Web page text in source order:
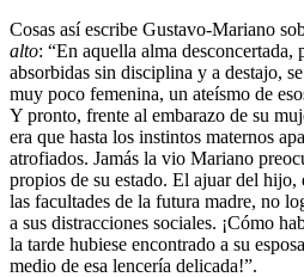
Cosas así escribe Gustavo-Mariano
alto: “En aquella alma desconcertada,
absorbidas sin disciplina y a destajo,
muy poco femenina, un ateísmo de
Y pronto, frente al embarazo de su
era que hasta los instintos maternos
atrofiados. Jamás la vio Mariano
propios de su estado. El ajuar del hijo,
las facultades de la futura madre, no
a sus distracciones sociales. ¡Cómo
la tarde hubiese encontrado a su
medio de esa lencería delicada!”.